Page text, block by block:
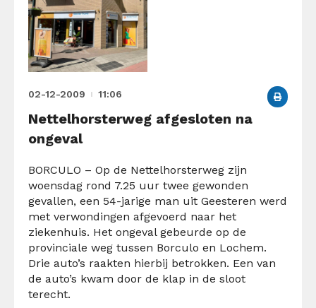
02-12-2009 11:06
Nettelhorsterweg afgesloten na
ongeval
BORCULO – Op de Nettelhorsterweg zijn
woensdag rond 7.25 uur twee gewonden
gevallen, een 54-jarige man uit Geesteren werd
met verwondingen afgevoerd naar het
ziekenhuis. Het ongeval gebeurde op de
provinciale weg tussen Borculo en Lochem.
Drie auto’s raakten hierbij betrokken. Een van
de auto’s kwam door de klap in de sloot
terecht.